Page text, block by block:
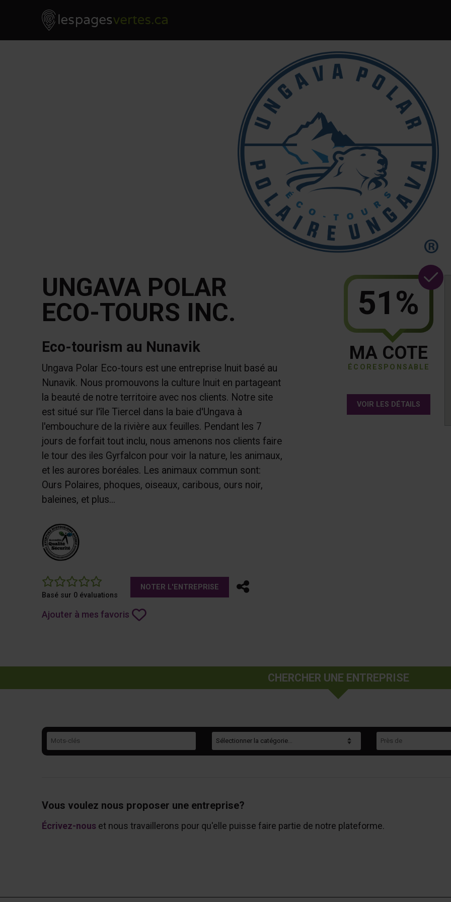
Skip to contentLes Pages Vertes - Go to homepage
UNGAVA POLAR
ECO-TOURS INC.
Eco-tourism au Nunavik
Ungava Polar Eco-tours est une entreprise Inuit basé au
Nunavik. Nous promouvons la culture Inuit en partageant
la beauté de notre territoire avec nos clients. Notre site
est situé sur l'île Tiercel dans la baie d'Ungava à
l'embouchure de la rivière aux feuilles. Pendant les 7
jours de forfait tout inclu, nous amenons nos clients faire
le tour des iles Gyrfalcon pour voir la nature, les animaux,
et les aurores boréales. Les animaux commun sont:
Ours Polaires, phoques, oiseaux, caribous, ours noir,
baleines, et plus...
0
Basé sur 0 évaluations
NOTER L'ENTREPRISE Partager
Ajouter à mes favoris
51%
MA COTE
ÉCORESPONSABLE
VOIR LES DÉTAILS
CHERCHER UNE ENTREPRISE
Vous voulez nous proposer une entreprise?
Écrivez-nouset nous travaillerons pour qu'elle puisse faire partie de notre plateforme.